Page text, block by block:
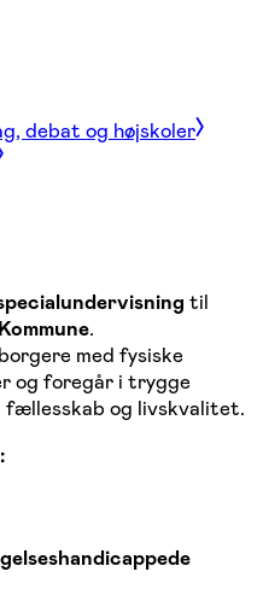
debat og højskoler
til
.
med fysiske
og foregår i trygge
fællesskab og livskvalitet.